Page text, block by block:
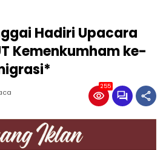
Hadiri Upacara
Kemenkumham ke-
255